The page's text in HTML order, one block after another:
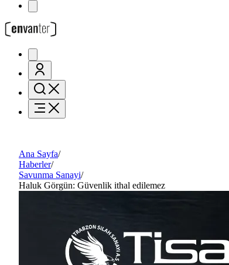
Ana Sayfa/
Haberler/
Savunma Sanayi/
Haluk Görgün: Güvenlik ithal edilemez